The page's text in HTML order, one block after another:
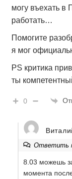
могу въехать в
работать…
Помогите
я мог
PS критика
ты
0
Ответить
8.03 можешь
момента